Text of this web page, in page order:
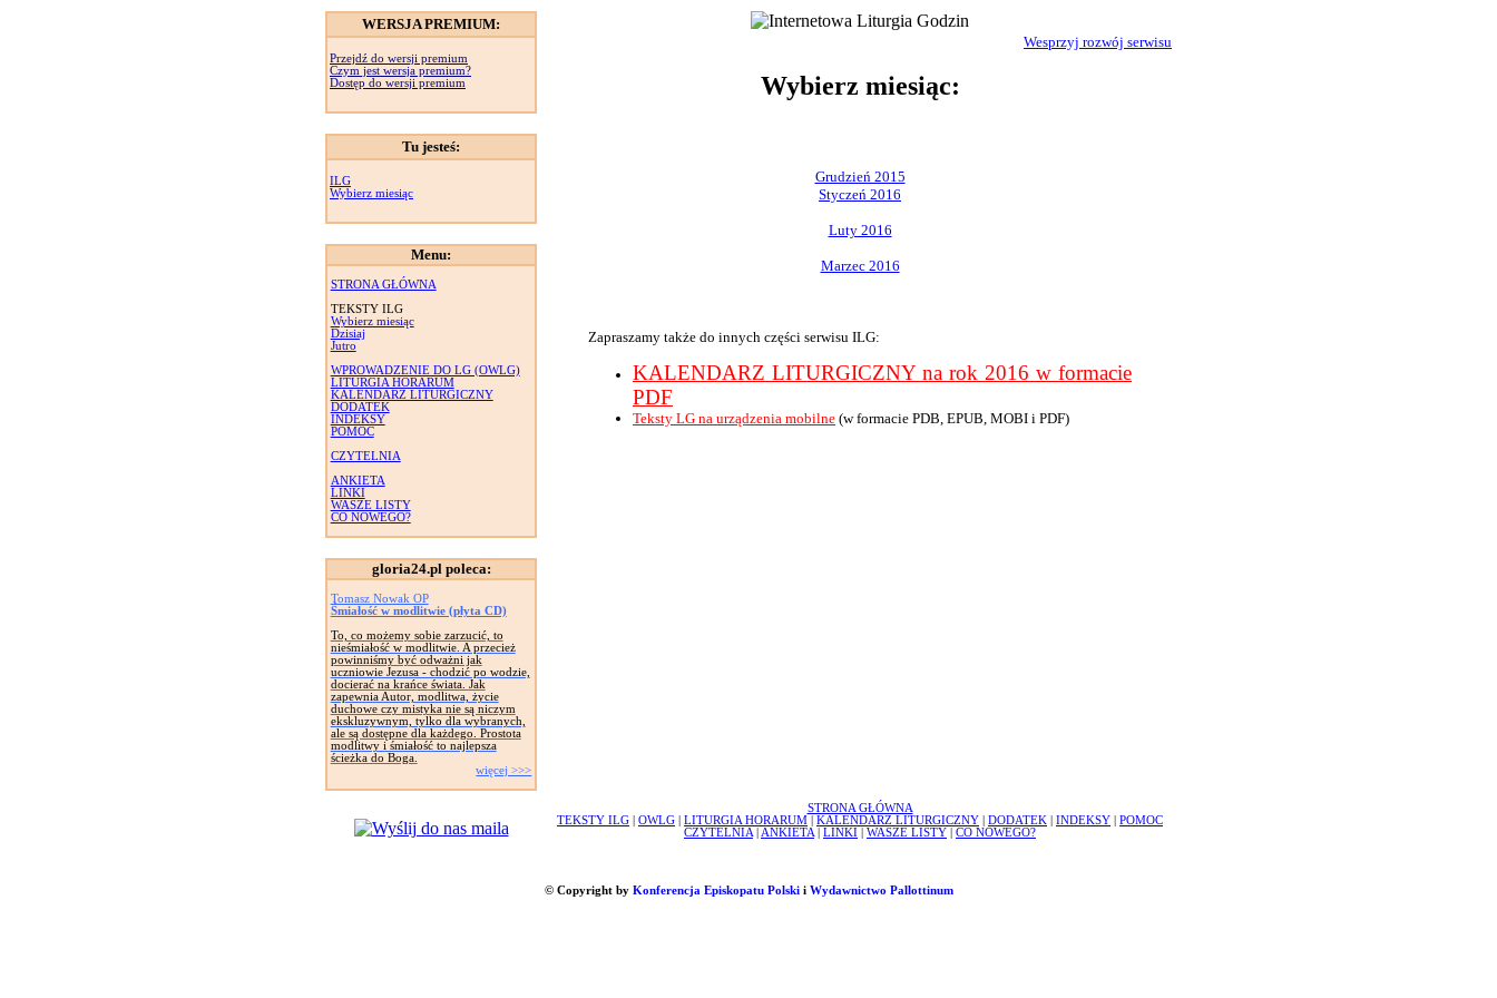
WERSJA PREMIUM:
Przejdź do wersji premium
Czym jest wersja premium?
Dostęp do wersji premium
Tu jesteś:
ILG
Wybierz miesiąc
Menu:
STRONA GŁÓWNA
TEKSTY ILG
Wybierz miesiąc
Dzisiaj
Jutro
WPROWADZENIE DO LG (OWLG)
LITURGIA HORARUM
KALENDARZ LITURGICZNY
DODATEK
INDEKSY
POMOC
CZYTELNIA
ANKIETA
LINKI
WASZE LISTY
CO NOWEGO?
gloria24.pl poleca:
Tomasz Nowak OP
Śmiałość w modlitwie (płyta CD)
To, co możemy sobie zarzucić, to
nieśmiałość w modlitwie. A przecież
powinniśmy być odważni jak
uczniowie Jezusa - chodzić po wodzie,
docierać na krańce świata. Jak
zapewnia Autor, modlitwa, życie
duchowe czy mistyka nie są niczym
ekskluzywnym, tylko dla wybranych,
ale są dostępne dla każdego. Prostota
modlitwy i śmiałość to najlepsza
ścieżka do Boga.
więcej >>>
Wesprzyj rozwój serwisu
Wybierz miesiąc:
Grudzień 2015
Styczeń 2016
Luty 2016
Marzec 2016
Zapraszamy także do innych części serwisu ILG:
KALENDARZ LITURGICZNY na rok 2016 w formacie
PDF
Teksty LG na urządzenia mobilne (w formacie PDB, EPUB, MOBI i PDF)
STRONA GŁÓWNA
TEKSTY ILG
OWLG LITURGIA HORARUM KALENDARZ LITURGICZNY DODATEK INDEKSY
POMOC
CZYTELNIA
ANKIETA LINKI WASZE LISTY CO NOWEGO?
© Copyright by Konferencja Episkopatu Polskii Wydawnictwo Pallottinum